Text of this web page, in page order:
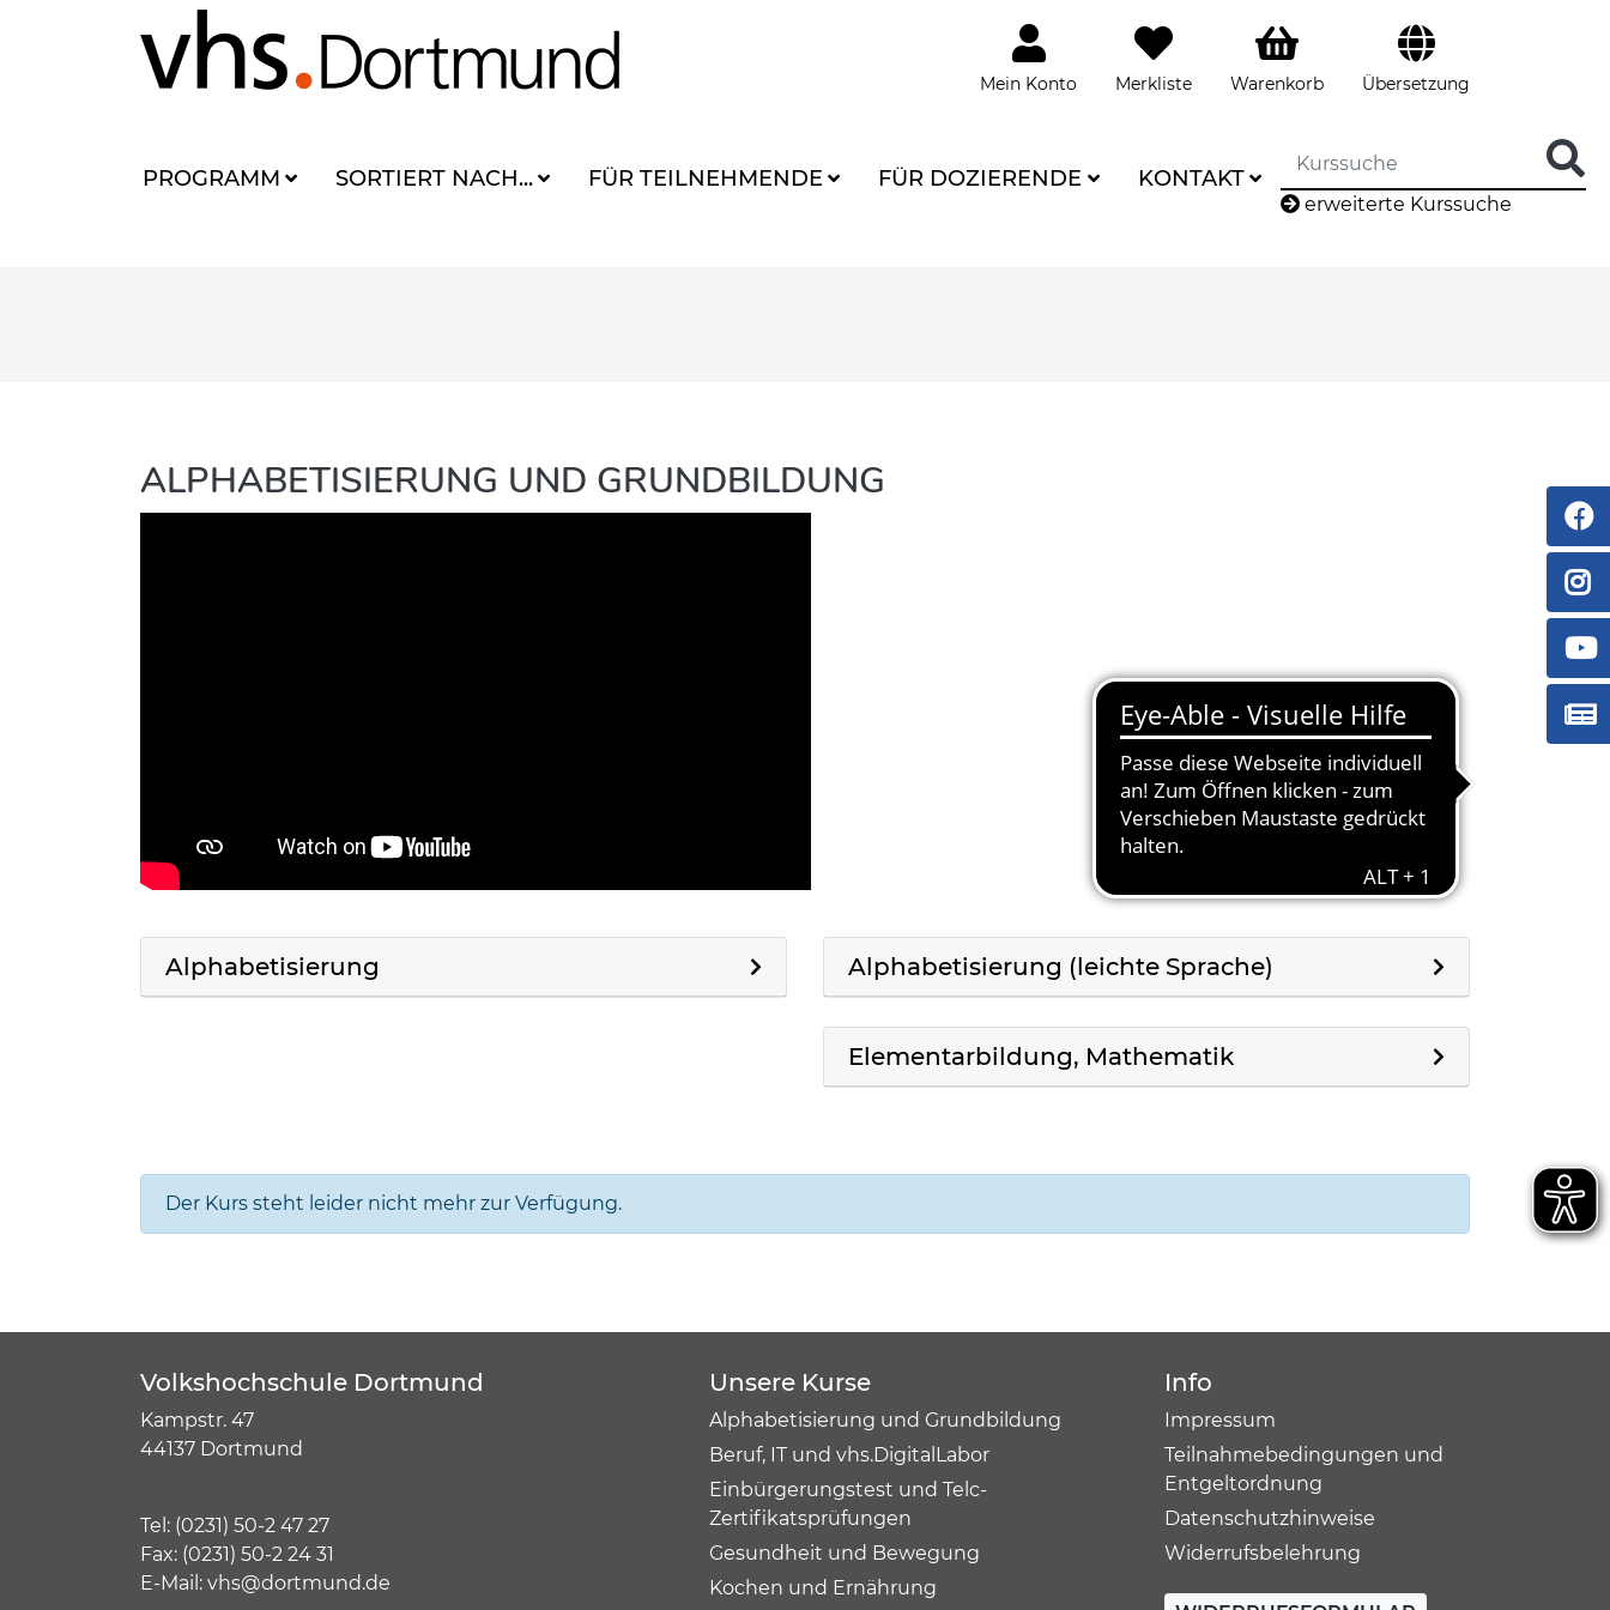
Mein Konto Merkliste Warenkorb Übersetzung
PROGRAMM SORTIERT NACH... FÜR TEILNEHMENDE FÜR DOZIERENDE KONTAKT
erweiterte Kurssuche
ALPHABETISIERUNG UND GRUNDBILDUNG
Alphabetisierung Alphabetisierung (leichte Sprache)
Elementarbildung, Mathematik
Der Kurs steht leider nicht mehr zur Verfügung.
Volkshochschule Dortmund
Kampstr. 47
44137 Dortmund
Tel: (0231) 50-2 47 27
Fax: (0231) 50-2 24 31
E-Mail: vhs@dortmund.de
Unsere Kurse
Alphabetisierung und Grundbildung
Beruf, IT und vhs.DigitalLabor
Einbürgerungstest und Telc-
Zertifikatsprüfungen
Gesundheit und Bewegung
Kochen und Ernährung
Info
Impressum
Teilnahmebedingungen und
Entgeltordnung
Datenschutzhinweise
Widerrufsbelehrung